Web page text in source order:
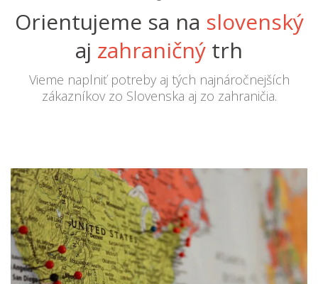
Orientujeme sa na slovenský
aj zahraničný trh
Vieme naplniť potreby aj tých najnáročnejších
zákazníkov zo Slovenska aj zo zahraničia.